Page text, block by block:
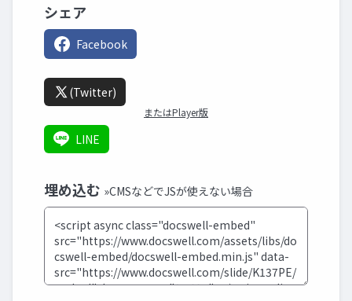
シェア
Facebook
(Twitter)
またはPlayer版
LINE
埋め込む »CMSなどでJSが使えない場合